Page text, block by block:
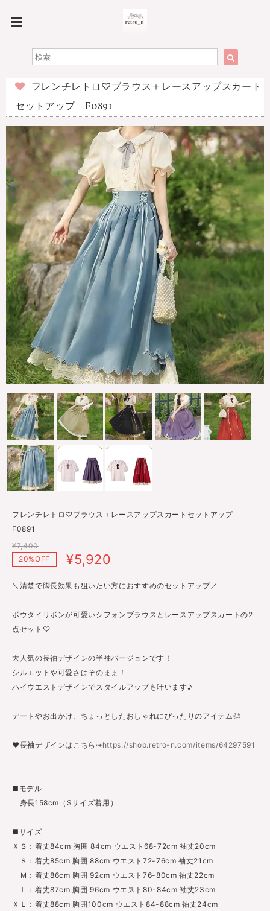
フレンチレトロ♡ブラウス＋レースアップスカート
セットアップ F0891
フレンチレトロ♡ブラウス＋レースアップスカートセットアップ
F0891
¥7,400
20%OFF
¥5,920
＼清楚で脚長効果も狙いたい方におすすめのセットアップ／
ボウタイリボンが可愛いシフォンブラウスとレースアップスカートの2
点セット♡
大人気の長袖デザインの半袖バージョンです！
シルエットや可愛さはそのまま！
ハイウエストデザインでスタイルアップも叶います♪
デートやお出かけ、ちょっとしたおしゃれにぴったりのアイテム◎
♥長袖デザインはこちら⇢https://shop.retro-n.com/items/64297591
■モデル
身長158cm（Sサイズ着用）
■サイズ
ＸＳ：着丈84cm 胸囲 84cm ウエスト68-72cm 袖丈20cm
Ｓ：着丈85cm 胸囲 88cm ウエスト72-76cm 袖丈21cm
Ｍ：着丈86cm 胸囲 92cm ウエスト76-80cm 袖丈22cm
Ｌ：着丈87cm 胸囲 96cm ウエスト80-84cm 袖丈23cm
ＸＬ：着丈88cm 胸囲100cm ウエスト84-88cm 袖丈24cm